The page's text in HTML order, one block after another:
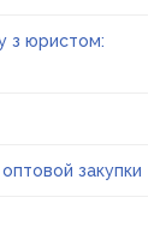
з юристом:
закупки